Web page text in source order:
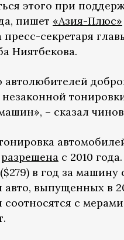
этого при
пишет «Азия-Плюс»
секретаря
Ниятбекова.
автолюбителей
незаконной
– сказал
разрешена с 2010 года.
в год за машину
авто, выпущенных в
с